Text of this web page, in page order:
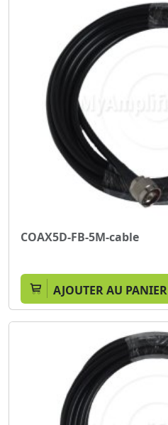
COAX5D-FB-5M-cable
AJOUTER AU PANIER